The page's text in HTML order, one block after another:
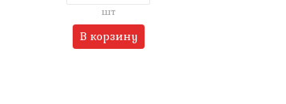
шт
В корзину